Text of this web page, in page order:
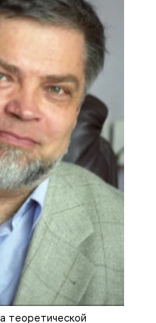
теоретической